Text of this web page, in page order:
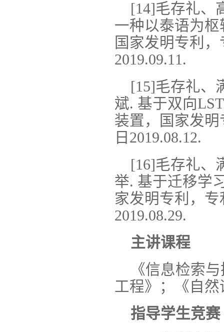
[14]毛存礼、
一种以泰语为
国家发明专利，
2019.09.11.
[15]毛存礼、
斌. 基于双向
装置，国家发明
日2019.08.12.
[16]毛存礼、
举. 基于迁移学
家发明专利，专
2019.08.29.
主讲课程
《信息检索
工程》；《自
指导学生竞赛